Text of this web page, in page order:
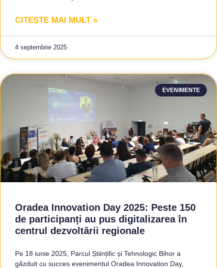
CITEȘTE MAI MULT »
4 septembrie 2025
EVENIMENTE
Oradea Innovation Day 2025: Peste 150
de participanți au pus digitalizarea în
centrul dezvoltării regionale
Pe 18 iunie 2025, Parcul Științific și Tehnologic Bihor a
găzduit cu succes evenimentul Oradea Innovation Day,